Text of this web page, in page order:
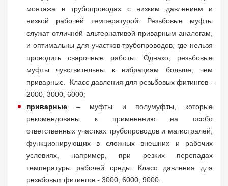
монтажа в трубопроводах с низким давлением и
низкой рабочей температурой. Резьбовые муфты
служат отличной альтернативой приварным аналогам,
и оптимальны для участков трубопроводов, где нельзя
проводить сварочные работы. Однако, резьбовые
муфты чувствительны к вибрациям больше, чем
приварные. Класс давления для резьбовых фитингов -
2000, 3000, 6000;
приварные – муфты и полумуфты, которые
рекомендованы к применению на особо
ответственных участках трубопроводов и магистралей,
функционирующих в сложных внешних и рабочих
условиях, например, при резких перепадах
температуры рабочей среды. Класс давления для
резьбовых фитингов - 3000, 6000, 9000.